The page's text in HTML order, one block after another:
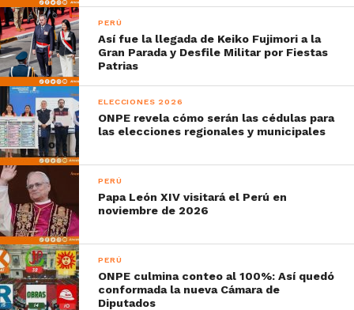
PERÚ
Así fue la llegada de Keiko Fujimori a la
Gran Parada y Desfile Militar por Fiestas
Patrias
ELECCIONES 2026
ONPE revela cómo serán las cédulas para
las elecciones regionales y municipales
PERÚ
Papa León XIV visitará el Perú en
noviembre de 2026
PERÚ
ONPE culmina conteo al 100%: Así quedó
conformada la nueva Cámara de
Diputados